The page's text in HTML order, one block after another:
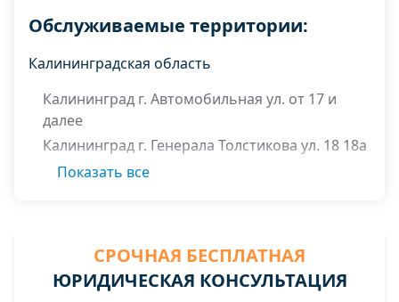
Обслуживаемые территории:
Калининградская область
Калининград г. Автомобильная ул. от 17 и
далее
Калининград г. Генерала Толстикова ул. 18 18а
19-81
Калининград г. Иртышский переулок
Калининград г. Л.Иванихиной ул.
Показать все
СРОЧНАЯ БЕСПЛАТНАЯ
ЮРИДИЧЕСКАЯ КОНСУЛЬТАЦИЯ